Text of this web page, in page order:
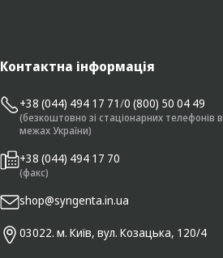
Контактна інформація
+38 (044) 494 17 71/0 (800) 50 04 49
(безкоштовно зі стаціонарних телефонів в
межах України)
+38 (044) 494 17 70
(факс)
shop@syngenta.in.ua
03022. м. Київ, вул. Козацька, 120/4